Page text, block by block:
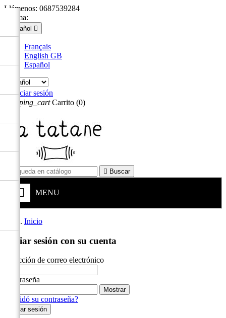
Llámenos: 0687539284
Idioma:
Español 
Français
English GB
Español
 Iniciar sesión
shopping_cart Carrito (0)
 Buscar
MENU
Inicio
Iniciar sesión con su cuenta
Dirección de correo electrónico
Contraseña
Mostrar
¿Olvidó su contraseña?
Iniciar sesión